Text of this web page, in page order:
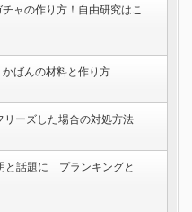
ャの作り方！自由研究はこ
ばんの材料と作り方
リーズした場合の対処方法
と話題に プランキングと